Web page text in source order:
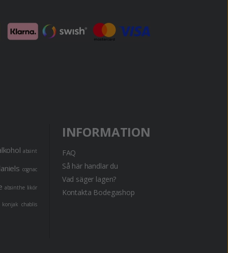
absint
cognac
absinthe likör
konjak chablis
INFORMATION
FAQ
Så här handlar du
Vad säger lagen?
Kontakta Bodegashop